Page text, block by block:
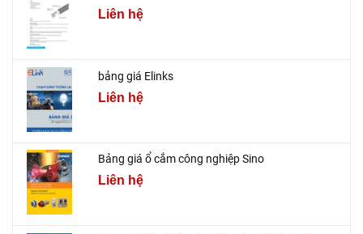
Liên hệ
bảng giá Elinks
Liên hệ
Bảng giá ổ cắm công nghiệp Sino
Liên hệ